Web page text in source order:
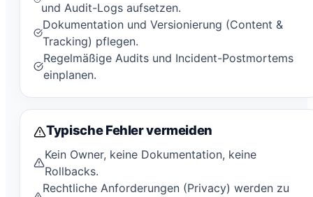
und Audit-Logs aufsetzen.
Dokumentation und Versionierung (Content &
Tracking) pflegen.
Regelmäßige Audits und Incident-Postmortems
einplanen.
Typische Fehler vermeiden
Kein Owner, keine Dokumentation, keine
Rollbacks.
Rechtliche Anforderungen (Privacy) werden zu